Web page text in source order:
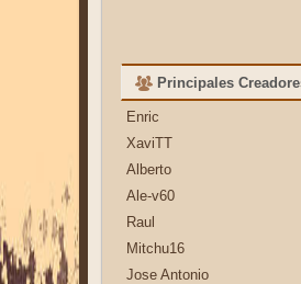
Principales
Enric
XaviTT
Alberto
Ale-v60
Raul
Mitchu16
Jose Antonio